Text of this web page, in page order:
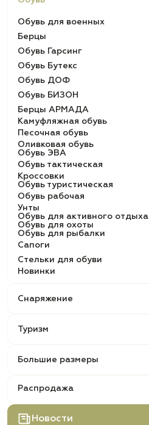
Обувь для военных
Берцы
Обувь Гарсинг
Обувь Бутекс
Обувь ДОФ
Обувь БИЗОН
Берцы АРМАДА
Камуфляжная обувь
Песочная обувь
Оливковая обувь
Обувь ЭВА
Обувь тактическая
Кроссовки
Обувь туристическая
Обувь рабочая
Унты
Обувь для активного отдыха
Обувь для охоты
Обувь для рыбалки
Сапоги
Стельки для обуви
Новинки
Снаряжение
Туризм
Большие размеры
Распродажа
Новости